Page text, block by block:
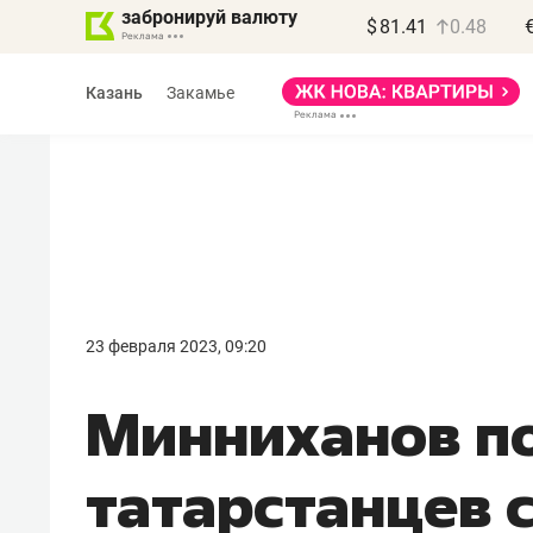
забронируй валюту $ 81.41 0.48
Казань Закамье
23 февраля 2023, 09:20
Минниханов
татарстанцев
правил, бизнес может
потерять минимум